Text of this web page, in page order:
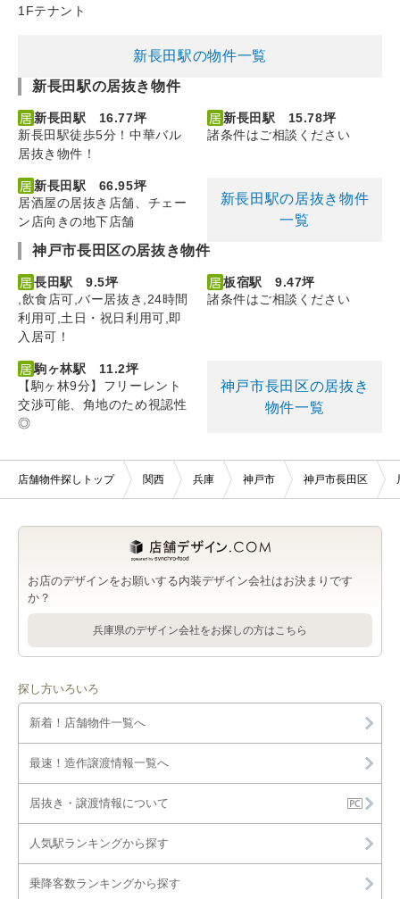
1Fテナント
新長田駅の物件一覧
新長田駅の居抜き物件
新長田駅 16.77坪
新長田駅徒歩5分！中華バル
居抜き物件！
新長田駅 15.78坪
諸条件はご相談ください
新長田駅 66.95坪
居酒屋の居抜き店舗、チェー
ン店向きの地下店舗
新長田駅の居抜き物件
一覧
神戸市長田区の居抜き物件
長田駅 9.5坪
,飲⾷店可,バー居抜き,24時間
利⽤可,⼟⽇・祝⽇利⽤可,即
入居可！
板宿駅 9.47坪
諸条件はご相談ください
駒ヶ林駅 11.2坪
【駒ヶ林9分】フリーレント
交渉可能、角地のため視認性
◎
神戸市長田区の居抜き
物件一覧
店舗物件探しトップ 関西 兵庫 神戸市 神戸市長田区
お店のデザインをお願いする内装デザイン会社はお決まりです
か？
兵庫県のデザイン会社をお探しの方はこちら
探し方いろいろ
新着！店舗物件一覧へ
最速！造作譲渡情報一覧へ
居抜き・譲渡情報について
人気駅ランキングから探す
乗降客数ランキングから探す